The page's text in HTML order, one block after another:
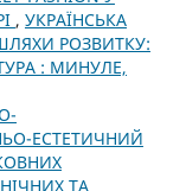
, УКРАЇНСЬКА
РОЗВИТКУ:
: МИНУЛЕ,
ЕСТЕТИЧНИЙ
ТА